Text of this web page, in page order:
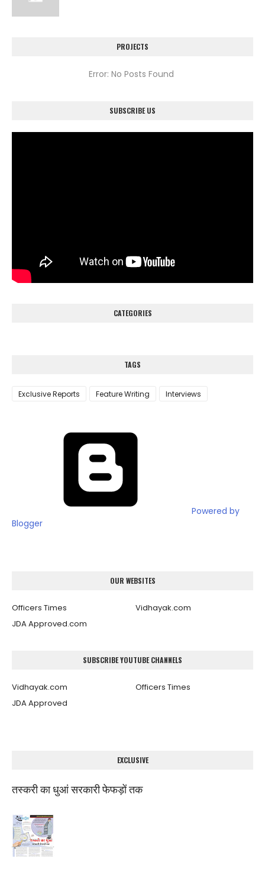
PROJECTS
Error: No Posts Found
SUBSCRIBE US
CATEGORIES
TAGS
Exclusive Reports Feature Writing Interviews
Powered by
Blogger
OUR WEBSITES
Officers Times
Vidhayak.com
JDA Approved.com
SUBSCRIBE YOUTUBE CHANNELS
Vidhayak.com
Officers Times
JDA Approved
EXCLUSIVE
तस्करी का धुआं सरकारी फेफड़ों तक